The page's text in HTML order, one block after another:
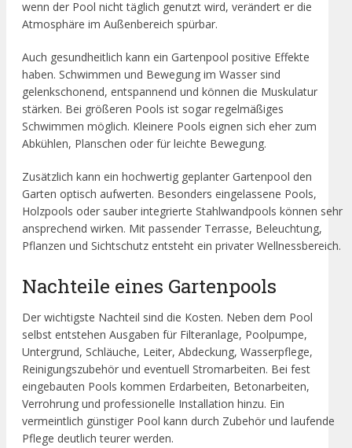
wenn der Pool nicht täglich genutzt wird, verändert er die
Atmosphäre im Außenbereich spürbar.
Auch gesundheitlich kann ein Gartenpool positive Effekte
haben. Schwimmen und Bewegung im Wasser sind
gelenkschonend, entspannend und können die Muskulatur
stärken. Bei größeren Pools ist sogar regelmäßiges
Schwimmen möglich. Kleinere Pools eignen sich eher zum
Abkühlen, Planschen oder für leichte Bewegung.
Zusätzlich kann ein hochwertig geplanter Gartenpool den
Garten optisch aufwerten. Besonders eingelassene Pools,
Holzpools oder sauber integrierte Stahlwandpools können sehr
ansprechend wirken. Mit passender Terrasse, Beleuchtung,
Pflanzen und Sichtschutz entsteht ein privater Wellnessbereich.
Nachteile eines Gartenpools
Der wichtigste Nachteil sind die Kosten. Neben dem Pool
selbst entstehen Ausgaben für Filteranlage, Poolpumpe,
Untergrund, Schläuche, Leiter, Abdeckung, Wasserpflege,
Reinigungszubehör und eventuell Stromarbeiten. Bei fest
eingebauten Pools kommen Erdarbeiten, Betonarbeiten,
Verrohrung und professionelle Installation hinzu. Ein
vermeintlich günstiger Pool kann durch Zubehör und laufende
Pflege deutlich teurer werden.